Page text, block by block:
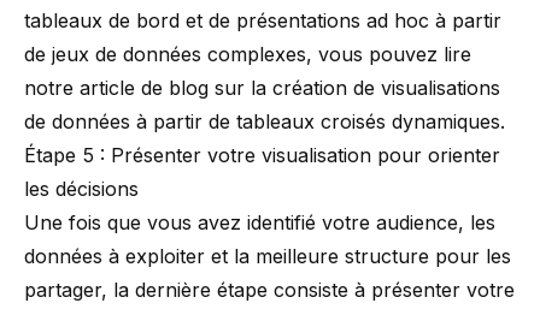
tableaux de bord et de présentations ad hoc à partir
de jeux de données complexes, vous pouvez lire
notre article de blog sur la création de visualisations
de données à partir de tableaux croisés dynamiques.
Étape 5 : Présenter votre visualisation pour orienter
les décisions
Une fois que vous avez identifié votre audience, les
données à exploiter et la meilleure structure pour les
partager, la dernière étape consiste à présenter votre